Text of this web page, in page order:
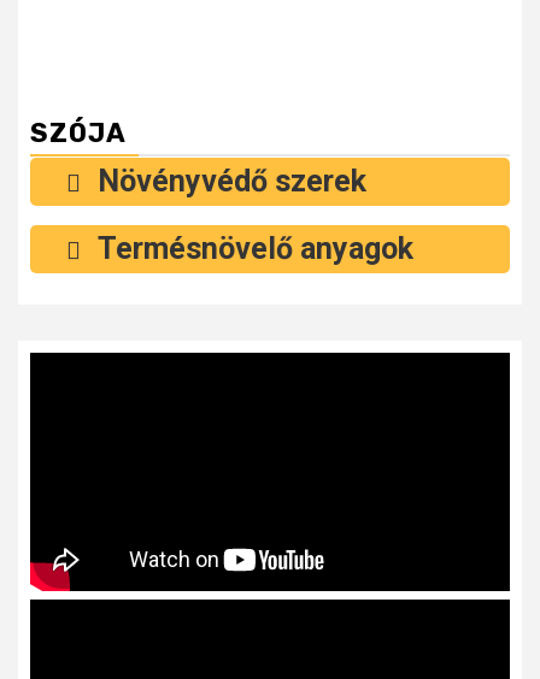
SZÓJA
Növényvédő szerek
Termésnövelő anyagok